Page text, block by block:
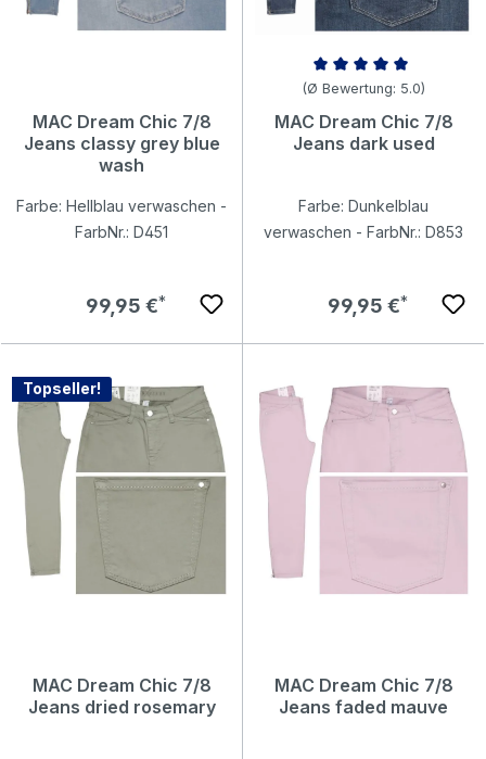
MAC Dream Chic 7/8
Jeans classy grey blue
wash
Farbe: Hellblau verwaschen -
FarbNr.: D451
Regulärer Preis:
99,95 €
Durchschnittliche Bewertung
(Ø Bewertung: 5.0)
MAC Dream Chic 7/8
Jeans dark used
Farbe: Dunkelblau
verwaschen - FarbNr.: D853
Regulärer Preis:
99,95 €
Topseller!
MAC Dream Chic 7/8
Jeans dried rosemary
MAC Dream Chic 7/8
Jeans faded mauve